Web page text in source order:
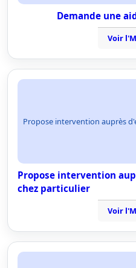
Demande une
Voir
Propose intervention auprès
Propose intervention
chez particulier
Voir